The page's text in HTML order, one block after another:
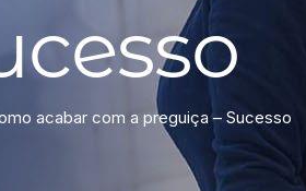
acabar com a preguiça – Sucesso